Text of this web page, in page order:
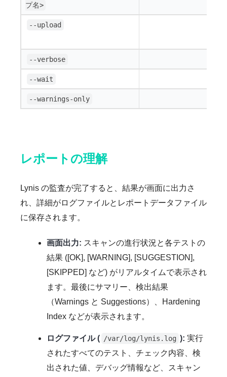
プ名>
--upload
--verbose
--wait
--warnings-only
レポートの理解
Lynis の監査が完了すると、結果が画面に出力さ
れ、詳細がログファイルとレポートデータファイル
に保存されます。
画面出力: スキャンの進行状況と各テストの
結果 ([OK], [WARNING], [SUGGESTION],
[SKIPPED] など) がリアルタイムで表示され
ます。最後にサマリー、検出結果
（Warnings と Suggestions）、Hardening
Index などが表示されます。
ログファイル ( /var/log/lynis.log ): 実行
されたすべてのテスト、チェック内容、検
出された値、デバッグ情報など、スキャン